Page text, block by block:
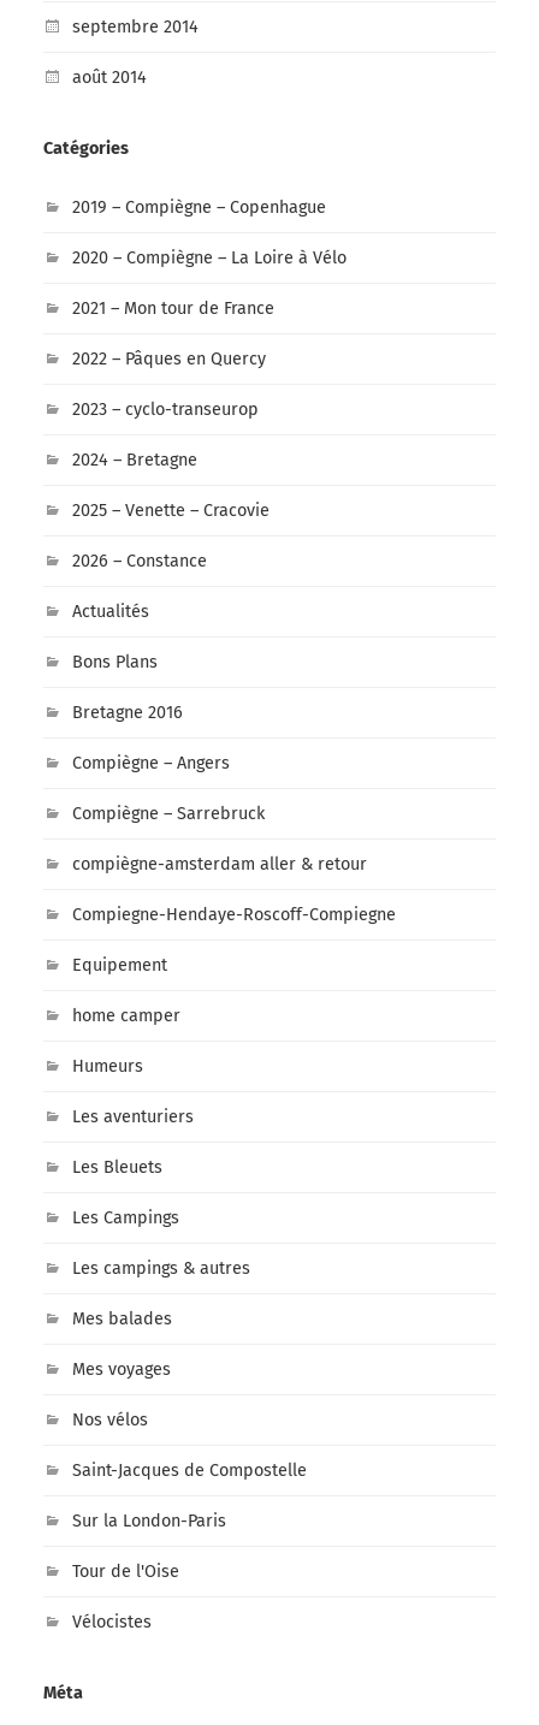
septembre 2014
août 2014
Catégories
2019 – Compiègne – Copenhague
2020 – Compiègne – La Loire à Vélo
2021 – Mon tour de France
2022 – Pâques en Quercy
2023 – cyclo-transeurop
2024 – Bretagne
2025 – Venette – Cracovie
2026 – Constance
Actualités
Bons Plans
Bretagne 2016
Compiègne – Angers
Compiègne – Sarrebruck
compiègne-amsterdam aller & retour
Compiegne-Hendaye-Roscoff-Compiegne
Equipement
home camper
Humeurs
Les aventuriers
Les Bleuets
Les Campings
Les campings & autres
Mes balades
Mes voyages
Nos vélos
Saint-Jacques de Compostelle
Sur la London-Paris
Tour de l'Oise
Vélocistes
Méta